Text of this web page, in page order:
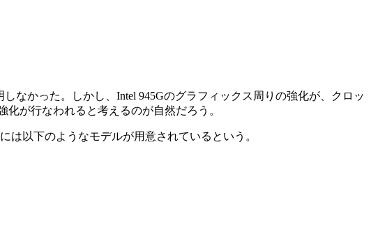
なかった。しかし、Intel 945Gのグラフィックス周りの強化が、クロッ
が行なわれると考えるのが自然だろう。
は以下のようなモデルが用意されているという。